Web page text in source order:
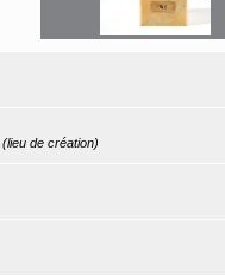
(lieu de création)